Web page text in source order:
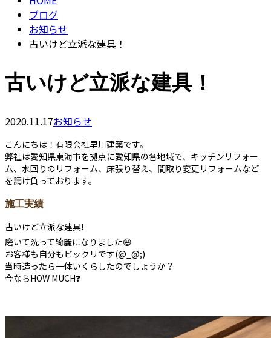
ブログ
お知らせ
古いけど立派な建具！
古いけど立派な建具！
2020.11.17お知らせ
こんにちは！有限会社早川建築です。
弊社は愛知県東海市を拠点に愛知県の各地域で、キッチンリフォー
ム、水回りのリフォーム、床張り替え、間取り変更リフォームなど
を請け負っております。
施工実績
古いけど立派な建具❗️
磨いて洗って綺麗になりました😆
お客様も自分もビックリです(@_@;)
当時造ったら一体いくらしたのでしょうか？
今ならHOW MUCH❓